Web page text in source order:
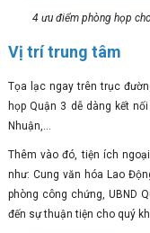
4 ưu điểm phòng họp
Vị trí trung tâm
Tọa lạc ngay trên trục
họp Quận 3 dễ dàng kết
Nhuận,...
Thêm vào đó, tiện ích
như: Cung văn hóa Lao
phòng công chứng, UBND
đến sự thuận tiện cho quý